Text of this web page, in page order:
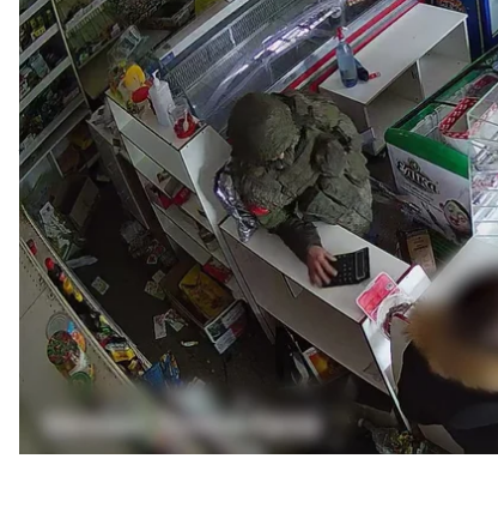
магазин на Чернігівщині.
Про це повідомивОфіс генпрокурора та
За даними слідства, після початку
службу в умовах воєнного стану та
Ніжинського району.
Тоді, як стверджують правоохоронці, він
змовою з ними проник до приміщення
продовольчі та промислові товари, а також